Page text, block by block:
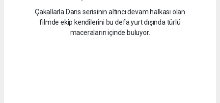
Çakallarla Dans serisinin altıncı devam halkası olan
filmde ekip kendilerini bu defa yurt dışında türlü
maceraların içinde buluyor.